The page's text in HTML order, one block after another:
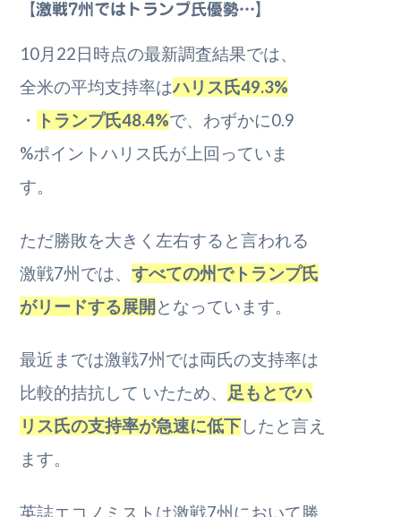
【激戦7州ではトランプ氏優勢…】
10月22日時点の最新調査結果では、
全米の平均支持率はハリス氏49.3%
・
トランプ氏48.4%で、わずかに0.9
%ポイントハリス氏が上回っていま
す。
ただ勝敗を大きく左右すると言われる
激戦7州では、すべての州でトランプ氏
がリードする展開となっています。
最近までは激戦7州では両氏の支持率は
比較的拮抗して いたため、 足もとでハ
リ ス氏の支持率が急速に低下したと言え
ます。
英誌エコノミストは激戦7州において勝